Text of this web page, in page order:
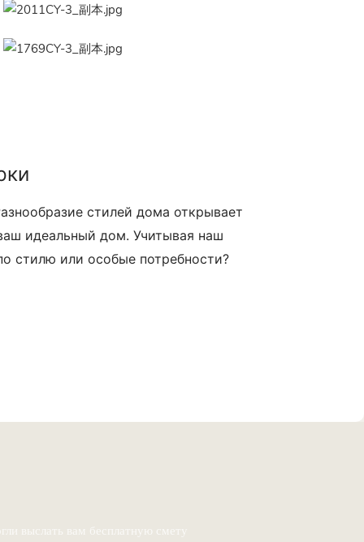
стилей дома открывает
идеальный дом. Учитывая наш
стилю или особые потребности?
выслать вам бесплатную смету